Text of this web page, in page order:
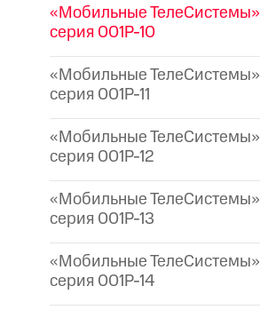
«Мобильные ТелеСистемы»
серия 001P-10
«Мобильные ТелеСистемы»
серия 001P-11
«Мобильные ТелеСистемы»
серия 001P-12
«Мобильные ТелеСистемы»
серия 001P-13
«Мобильные ТелеСистемы»
серия 001P-14